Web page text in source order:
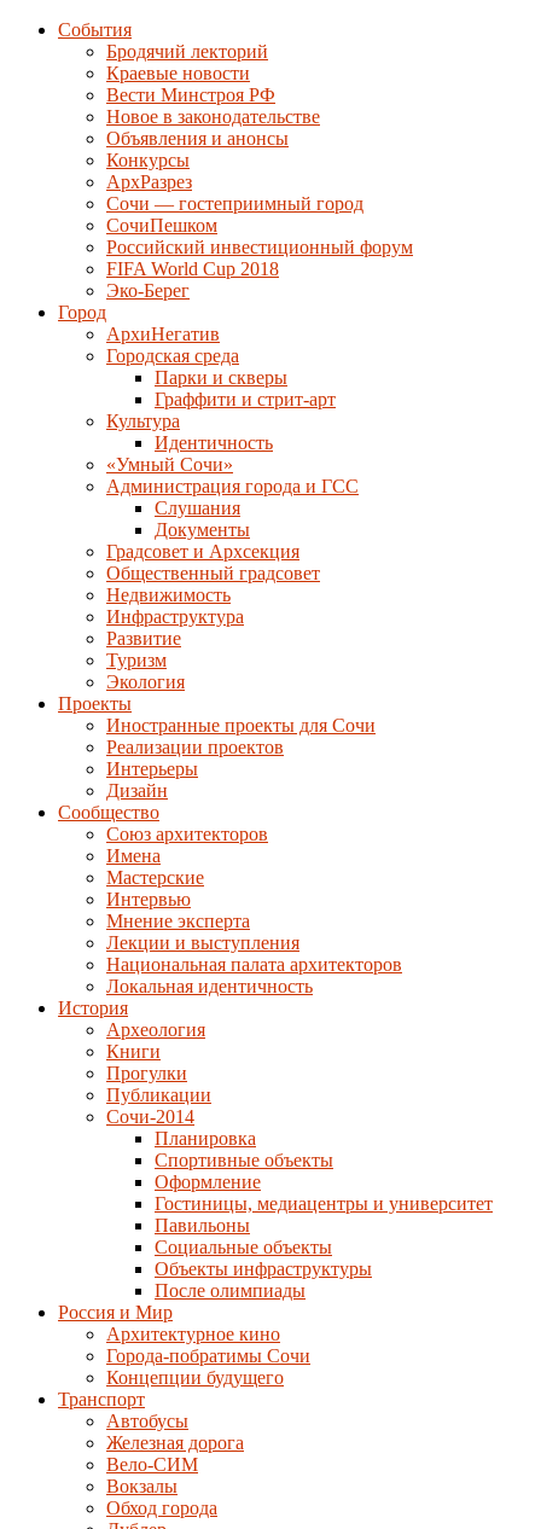
События
Бродячий лекторий
Краевые новости
Вести Минстроя РФ
Новое в законодательстве
Объявления и анонсы
Конкурсы
АрхРазрез
Сочи — гостеприимный город
СочиПешком
Российский инвестиционный форум
FIFA World Cup 2018
Эко-Берег
Город
АрхиНегатив
Городская среда
Парки и скверы
Граффити и стрит-арт
Культура
Идентичность
«Умный Сочи»
Администрация города и ГСС
Слушания
Документы
Градсовет и Архсекция
Общественный градсовет
Недвижимость
Инфраструктура
Развитие
Туризм
Экология
Проекты
Иностранные проекты для Сочи
Реализации проектов
Интерьеры
Дизайн
Сообщество
Союз архитекторов
Имена
Мастерские
Интервью
Мнение эксперта
Лекции и выступления
Национальная палата архитекторов
Локальная идентичность
История
Археология
Книги
Прогулки
Публикации
Сочи-2014
Планировка
Спортивные объекты
Оформление
Гостиницы, медиацентры и университет
Павильоны
Социальные объекты
Объекты инфраструктуры
После олимпиады
Россия и Мир
Архитектурное кино
Города-побратимы Сочи
Концепции будущего
Транспорт
Автобусы
Железная дорога
Вело-СИМ
Вокзалы
Обход города